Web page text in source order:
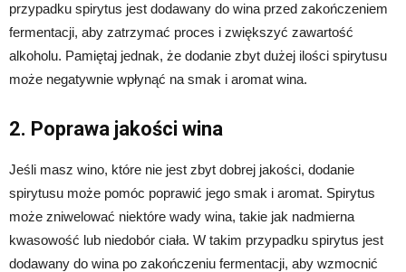
przypadku spirytus jest dodawany do wina przed zakończeniem
fermentacji, aby zatrzymać proces i zwiększyć zawartość
alkoholu. Pamiętaj jednak, że dodanie zbyt dużej ilości spirytusu
może negatywnie wpłynąć na smak i aromat wina.
2. Poprawa jakości wina
Jeśli masz wino, które nie jest zbyt dobrej jakości, dodanie
spirytusu może pomóc poprawić jego smak i aromat. Spirytus
może zniwelować niektóre wady wina, takie jak nadmierna
kwasowość lub niedobór ciała. W takim przypadku spirytus jest
dodawany do wina po zakończeniu fermentacji, aby wzmocnić